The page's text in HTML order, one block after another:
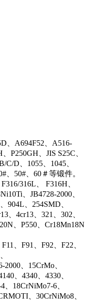
、A694F52、A516-
P250GH、JIS S25C、
C/D、1055、1045、
、50#、60＃等锻件。
316L、 F316H、
、JB4728-2000、
904L、254SMD、
、4cr13、321、302、
、P550、Cr18Mn18N
、F91、F92、F22、
、15CrMo、
、4340、4330、
、18CrNiMo7-6、
、30CrNiMo8、